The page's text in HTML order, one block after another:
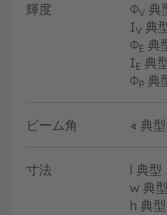
輝度 ΦV 典
IV 典
ΦE 典
IE 典
ΦP 典
ビーム角 ∢ 典型
寸法 l 典型
w 典型
h 典型